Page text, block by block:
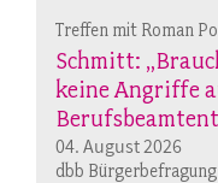
Treffen mit Roman
Schmitt:
keine Angriffe
04. August 2026
dbb